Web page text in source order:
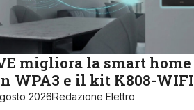
migliora la smart home
WPA3 e il kit K808-WIFI
2026Redazione Elettro